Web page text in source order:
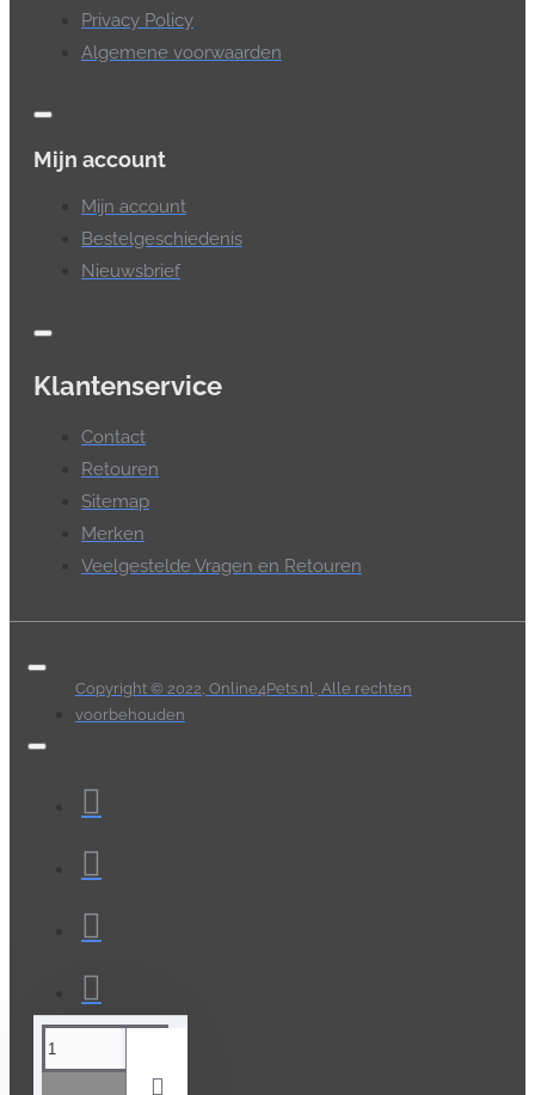
Privacy Policy
Algemene voorwaarden
Mijn account
Mijn account
Bestelgeschiedenis
Nieuwsbrief
Klantenservice
Contact
Retouren
Sitemap
Merken
Veelgestelde Vragen en Retouren
Copyright © 2022, Online4Pets.nl, Alle rechten
voorbehouden